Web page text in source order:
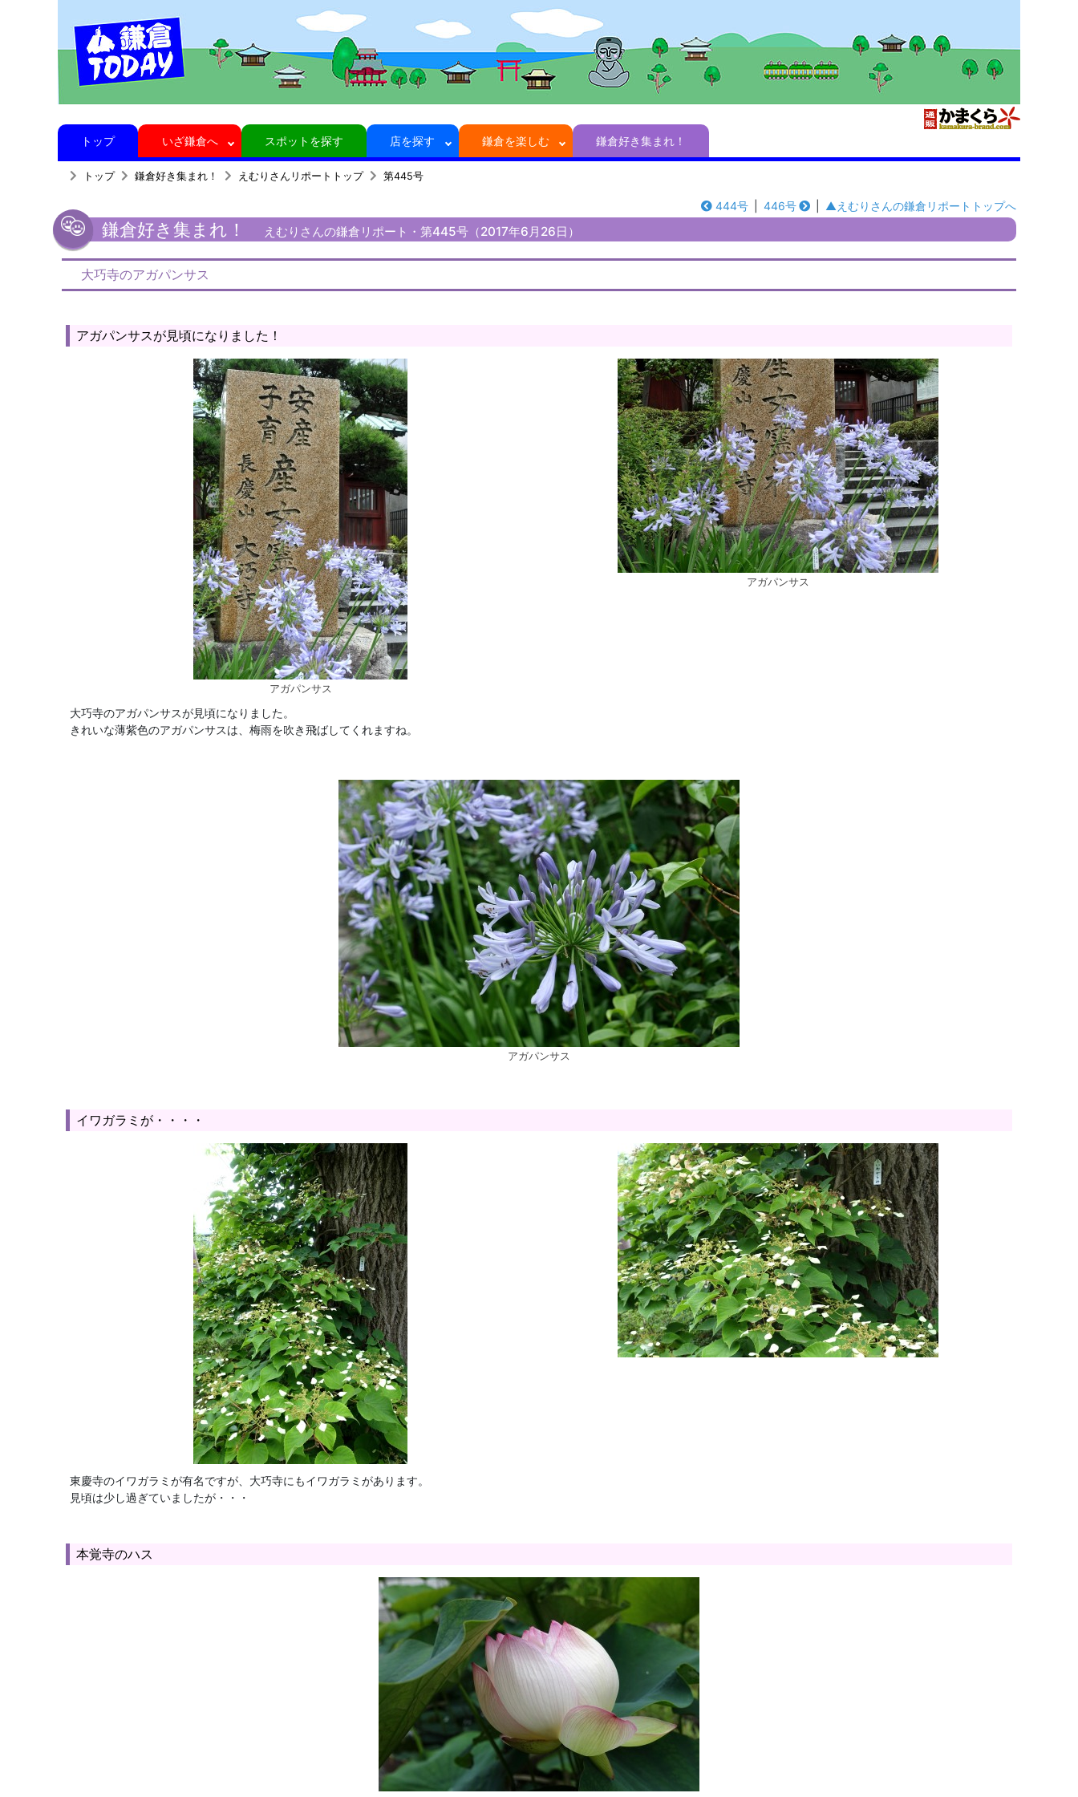
トップ いざ鎌倉へ スポットを探す 店を探す 鎌倉を楽しむ 鎌倉好き集まれ！
トップ 鎌倉好き集まれ！ えむりさんリポートトップ 第445号
444号 446号 ▲えむりさんの鎌倉リポートトップへ
鎌倉好き集まれ！ えむりさんの鎌倉リポート・第445号（2017年6月26日）
大巧寺のアガパンサス
アガパンサスが見頃になりました！
アガパンサス
アガパンサス
大巧寺のアガパンサスが見頃になりました。
きれいな薄紫色のアガパンサスは、梅雨を吹き飛ばしてくれますね。
アガパンサス
イワガラミが・・・・
東慶寺のイワガラミが有名ですが、大巧寺にもイワガラミがあります。
見頃は少し過ぎていましたが・・・
本覚寺のハス